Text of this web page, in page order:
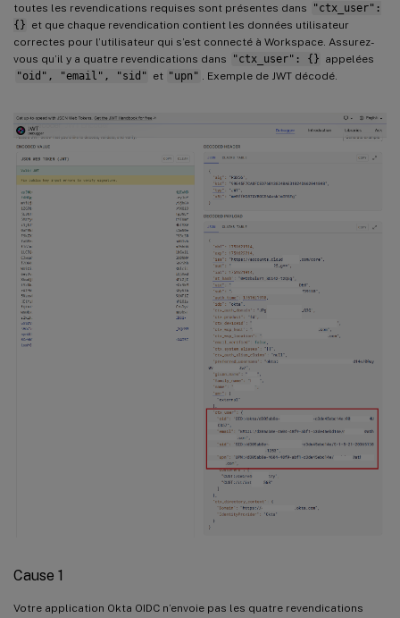
toutes les revendications requises sont présentes dans
"ctx_user":
{} et que chaque revendication contient les données utilisateur
correctes pour l’utilisateur qui s’est connecté à Workspace. Assurez-
vous qu’il y a quatre revendications dans
"ctx_user": {} appelées
"oid", "email", "sid" et "upn" . Exemple de JWT décodé.
Cause 1
Votre application Okta OIDC n’envoie pas les quatre revendications